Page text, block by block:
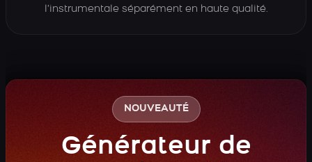
l’instrumentale séparément en haute qualité.
NOUVEAUTÉ
Générateur de